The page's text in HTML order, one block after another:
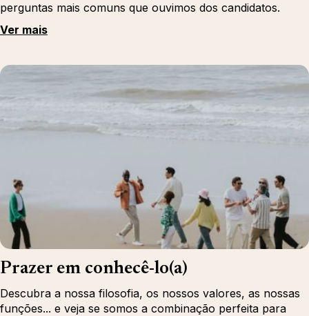
perguntas mais comuns que ouvimos dos candidatos.
Ver mais
Prazer em conhecê-lo(a)
Descubra a nossa filosofia, os nossos valores, as nossas
funções... e veja se somos a combinação perfeita para